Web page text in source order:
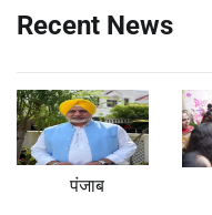
Recent News
पंजाब